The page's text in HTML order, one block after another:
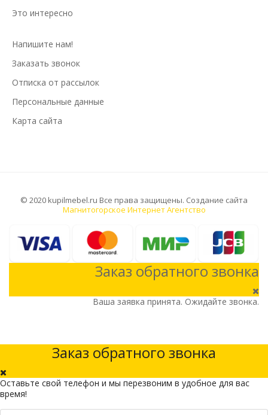
Это интересно
Напишите нам!
Заказать звонок
Отписка от рассылок
Персональные данные
Карта сайта
© 2020 kupilmebel.ru Все права защищены. Создание сайта
Магнитогорское Интернет Агентство
Заказ обратного звонка
Ваша заявка принята. Ожидайте звонка.
Заказ обратного звонка
Оставьте свой телефон и мы перезвоним в удобное для вас
время!